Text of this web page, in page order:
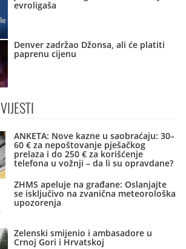
evroligaša
Denver zadržao Džonsa, ali će platiti
paprenu cijenu
VIJESTI
ANKETA: Nove kazne u saobraćaju: 30–
60 € za nepoštovanje pješačkog
prelaza i do 250 € za korišćenje
telefona u vožnji – da li su opravdane?
ZHMS apeluje na građane: Oslanjajte
se isključivo na zvanična meteorološka
upozorenja
Zelenski smijenio i ambasadore u
Crnoj Gori i Hrvatskoj